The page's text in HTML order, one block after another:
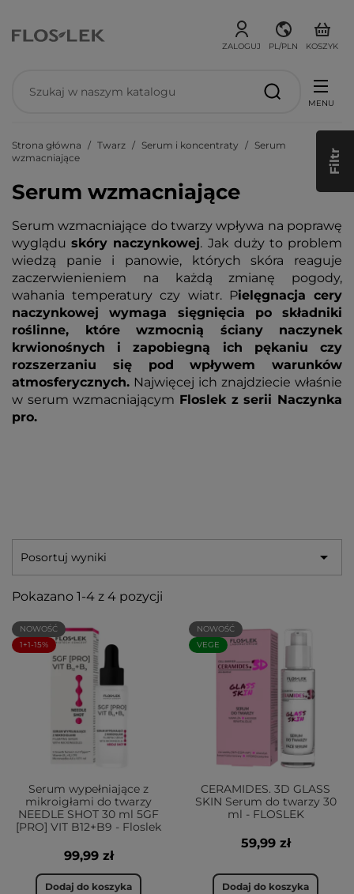
ZALOGUJ PL/PLN KOSZYK
MENU
Strona główna Twarz Serum i koncentraty
Serum
wzmacniające
Serum wzmacniające
Serum wzmacniające do twarzy wpływa na poprawę
wygląduskóry naczynkowej. Jak duży to problem
wiedzą panie i panowie, których skóra reaguje
zaczerwienieniem na każdą zmianę pogody,
wahania temperatury czy wiatr. Pielęgnacja cery
naczynkowej wymaga sięgnięcia po składniki
roślinne, które wzmocnią ściany naczynek
krwionośnych i zapobiegną ich pękaniu czy
rozszerzaniu się pod wpływem warunków
atmosferycznych. Najwięcej ich znajdziecie właśnie
w serum wzmacniającym Floslek z serii Naczynka
pro.
Posortuj wyniki 
Filtr
Pokazano 1-4 z 4 pozycji
NOWOŚĆ
1+1-15%
Serum wypełniające z
mikroigłami do twarzy
NEEDLE SHOT 30 ml 5GF
[PRO] VIT B12+B9 - Floslek
99,99 zł
Dodaj do koszyka
NOWOŚĆ
VEGE
CERAMIDES. 3D GLASS
SKIN Serum do twarzy 30
ml - FLOSLEK
59,99 zł
Dodaj do koszyka